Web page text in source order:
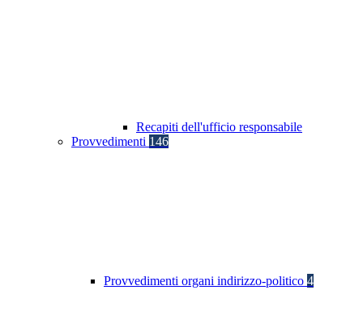
Recapiti dell'ufficio responsabile
Provvedimenti 146
Provvedimenti organi indirizzo-politico 4